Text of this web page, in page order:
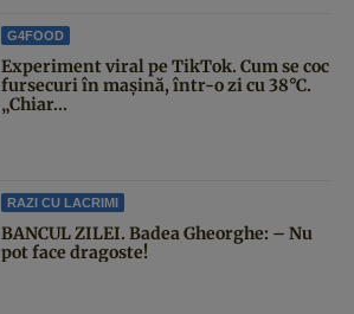
G4FOOD
Experiment viral pe TikTok. Cum se coc
fursecuri în mașină, într-o zi cu 38°C.
„Chiar...
RAZI CU LACRIMI
BANCUL ZILEI. Badea Gheorghe: – Nu
pot face dragoste!